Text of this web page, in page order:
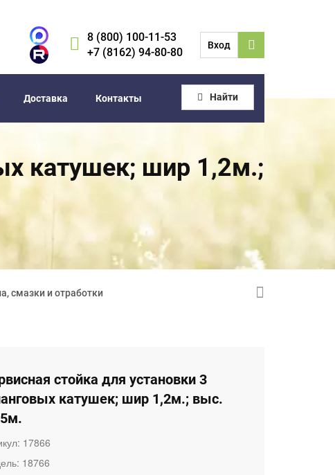
8 (800) 100-11-53
+7 (8162) 94-80-80
Вход
Доставка Контакты Найти
катушек; шир 1,2м.;
смазки и отработки
стойка для установки 3
катушек; шир 1,2м.; выс.
17866
18766